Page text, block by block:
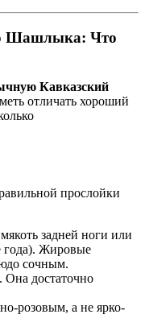
Шашлыка: Что
Кавказский
отличать хороший
прослойки
задней ноги или
года). Жировые
сочным.
Она достаточно
розовым, а не ярко-